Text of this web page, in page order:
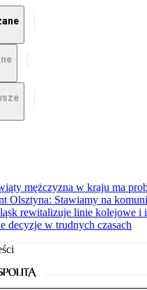
mężczyzna w kraju ma
Olsztyna: Stawiamy na
rewitalizuje linie kolejowe i
decyzje w trudnych czasach